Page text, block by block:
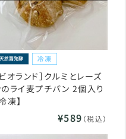
ビオランド］クルミとレーズ
のライ麦プチパン 2個入り
凍】
¥589 （税込）